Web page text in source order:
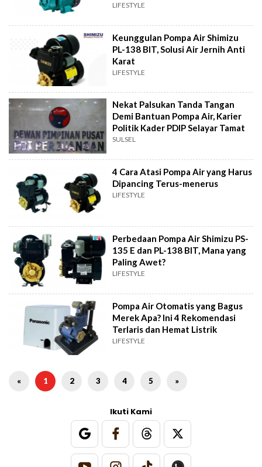
LIFESTYLE
Keunggulan Pompa Air Shimizu
PL-138 BIT, Solusi Air Jernih Anti
Karat
LIFESTYLE
Nekat Palsukan Tanda Tangan
Demi Bantuan Pompa Air, Karier
Politik Kader PDIP Selayar Tamat
SULSEL
4 Cara Atasi Pompa Air yang Harus
Dipancing Terus-menerus
LIFESTYLE
Perbedaan Pompa Air Shimizu PS-
135 E dan PL-138 BIT, Mana yang
Paling Awet?
LIFESTYLE
Pompa Air Otomatis yang Bagus
Merek Apa? Ini 4 Rekomendasi
Terlaris dan Hemat Listrik
LIFESTYLE
« 1 2 3 4 5 »
Ikuti Kami